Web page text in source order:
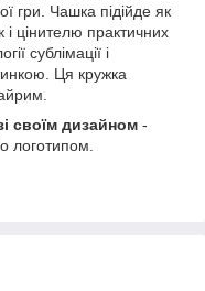
гри. Чашка підійде як
і цінителю практичних
сублімації і
Ця кружка
своїм дизайном -
логотипом.